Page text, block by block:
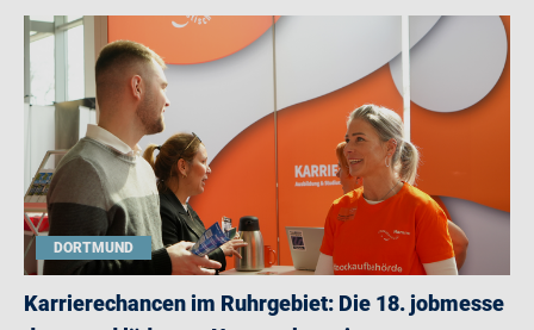
DORTMUND
Karrierechancen im Ruhrgebiet: Die 18. jobmesse